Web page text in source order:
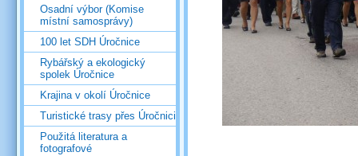
Osadní výbor (Komise
místní samosprávy)
100 let SDH Úročnice
Rybářský a ekologický
spolek Úročnice
Krajina v okolí Úročnice
Turistické trasy přes Úročnici
Použitá literatura a
fotografové